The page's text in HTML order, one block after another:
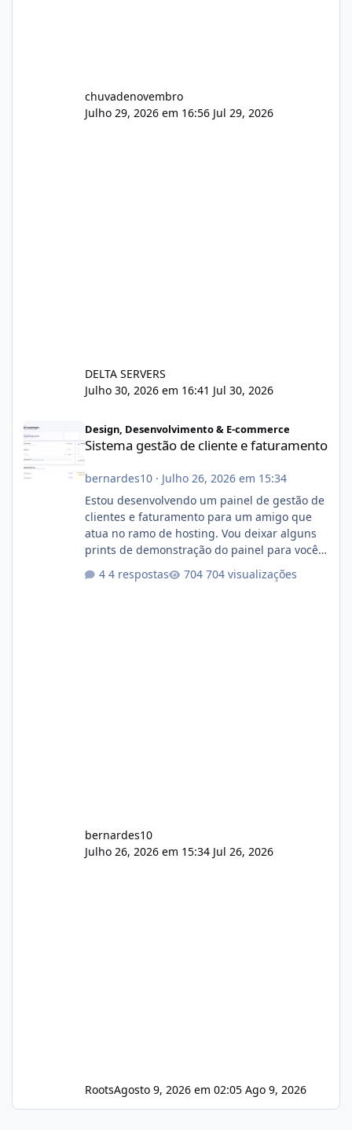
chuvadenovembro
Julho 29, 2026 em 16:56 Jul 29, 2026
DELTA SERVERS
Julho 30, 2026 em 16:41 Jul 30, 2026
Design, Desenvolvimento & E-commerce
Sistema gestão de cliente e faturamento
bernardes10· Julho 26, 2026 em 15:34
Estou desenvolvendo um painel de gestão de
clientes e faturamento para um amigo que
atua no ramo de hosting. Vou deixar alguns
prints de demonstração do painel para vocês
com cerca de 80% concluído e conta com
4 respostas 704 visualizações
bernardes10
Julho 26, 2026 em 15:34 Jul 26, 2026
RootsAgosto 9, 2026 em 02:05 Ago 9, 2026